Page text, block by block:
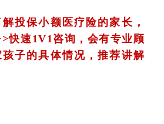
投保小额医疗险的家长，
快速1V1咨询，会有专业顾
子的具体情况，推荐讲解